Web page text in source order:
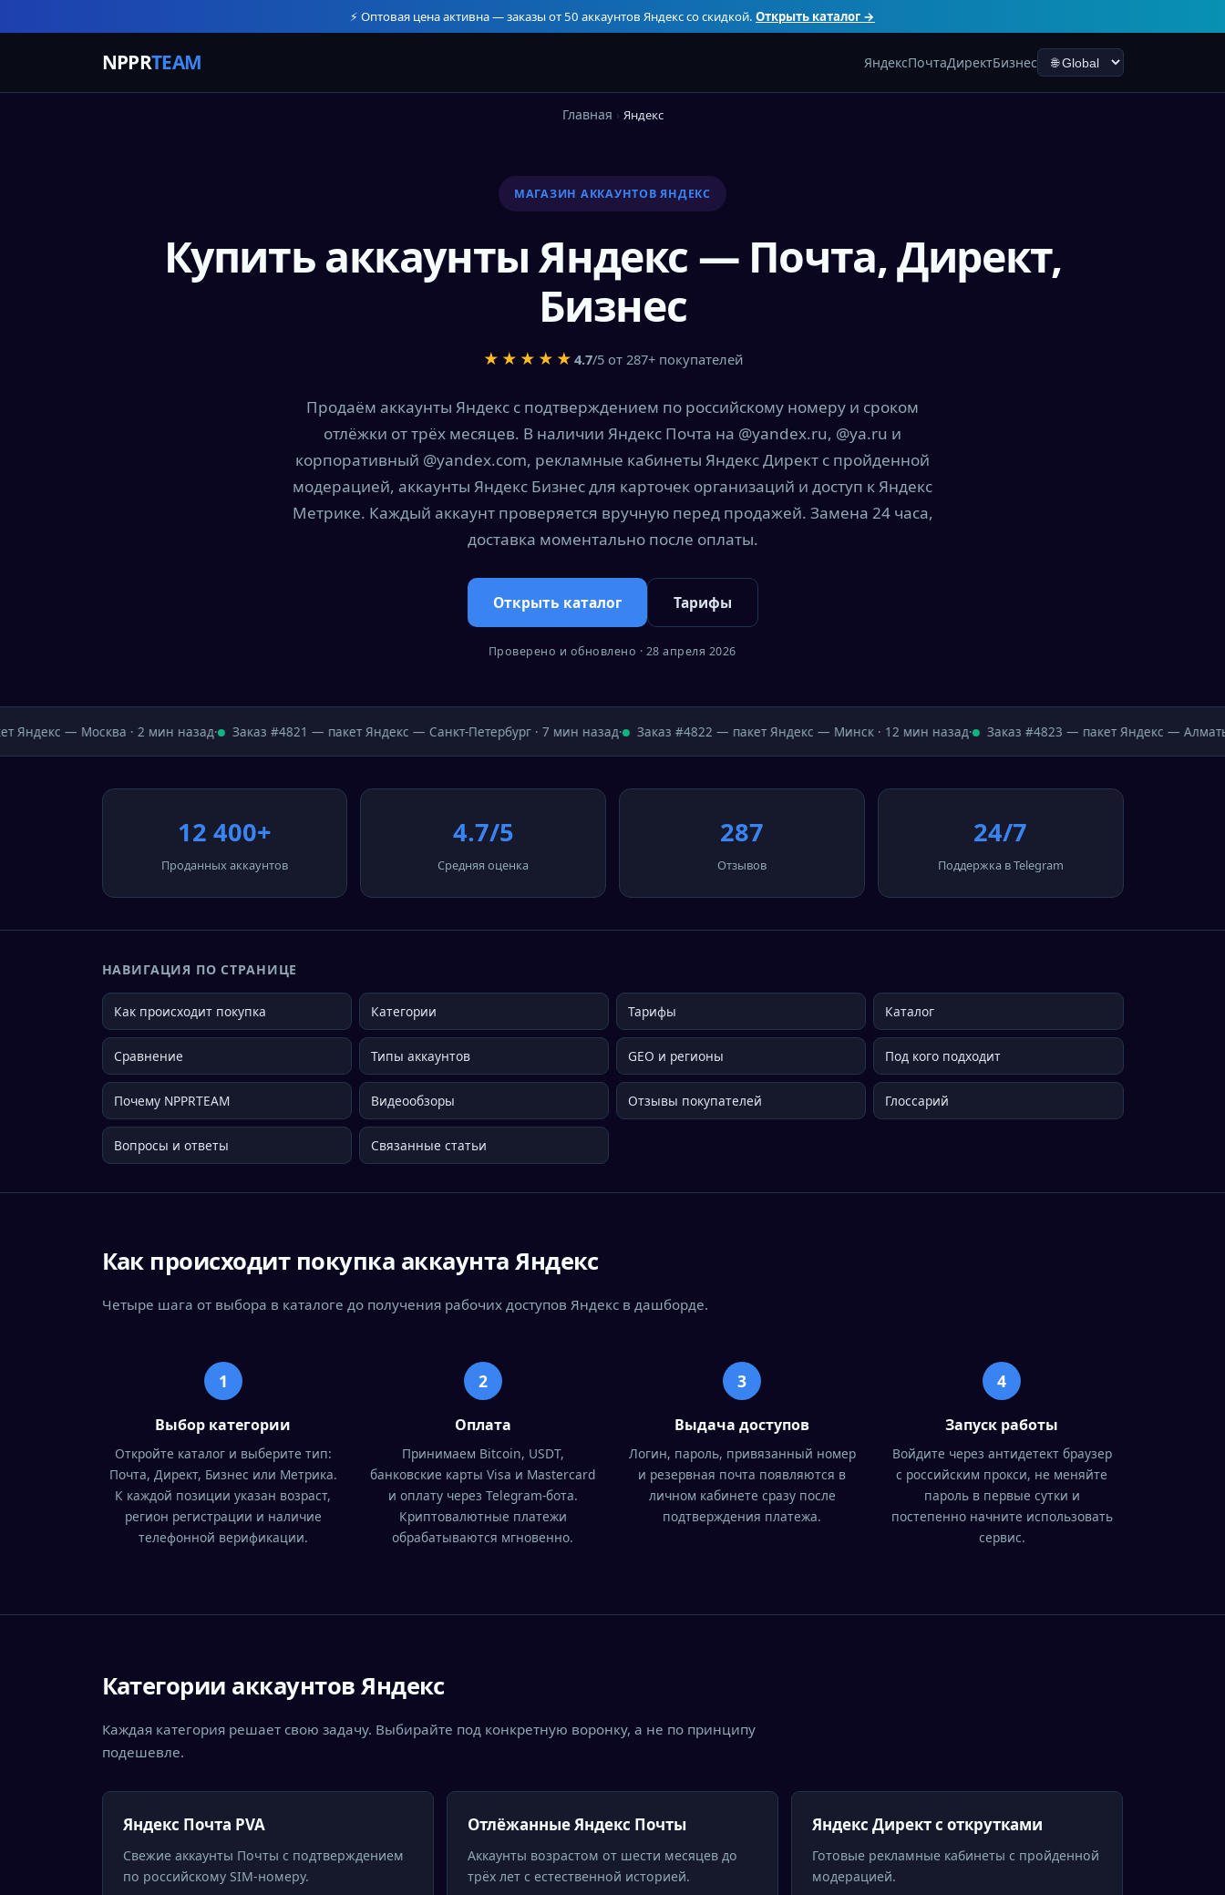
⚡ Оптовая цена активна — заказы от 50 аккаунтов Яндекс со скидкой. Открыть каталог →
NPPRTEAM ЯндексПочтаДиректБизнес
Главная Яндекс
МАГАЗИН АККАУНТОВ ЯНДЕКС
Купить аккаунты Яндекс — Почта, Директ,
Бизнес
★★★★★ 4.7/5 от 287+ покупателей
Продаём аккаунты Яндекс с подтверждением по российскому номеру и сроком
отлёжки от трёх месяцев. В наличии Яндекс Почта на @yandex.ru, @ya.ru и
корпоративный @yandex.com, рекламные кабинеты Яндекс Директ с пройденной
модерацией, аккаунты Яндекс Бизнес для карточек организаций и доступ к Яндекс
Метрике. Каждый аккаунт проверяется вручную перед продажей. Замена 24 часа,
доставка моментально после оплаты.
Открыть каталог Тарифы
Проверено и обновлено · 28 апреля 2026
— Москва · 2 мин назад· Заказ #4821 — пакет Яндекс — Санкт-Петербург · 7 мин назад· Заказ #4822 — пакет Яндекс — Минск · 12 мин назад· Заказ #4823 — пакет Яндекс — Алматы
12 400+
Проданных аккаунтов
4.7/5
Средняя оценка
287
Отзывов
24/7
Поддержка в Telegram
НАВИГАЦИЯ ПО СТРАНИЦЕ
Как происходит покупка Категории Тарифы Каталог
Сравнение Типы аккаунтов GEO и регионы Под кого подходит
Почему NPPRTEAM Видеообзоры Отзывы покупателей Глоссарий
Вопросы и ответы Связанные статьи
Как происходит покупка аккаунта Яндекс
Четыре шага от выбора в каталоге до получения рабочих доступов Яндекс в дашборде.
1
Выбор категории
Откройте каталог и выберите тип:
Почта, Директ, Бизнес или Метрика.
К каждой позиции указан возраст,
регион регистрации и наличие
телефонной верификации.
2
Оплата
Принимаем Bitcoin, USDT,
банковские карты Visa и Mastercard
и оплату через Telegram-бота.
Криптовалютные платежи
обрабатываются мгновенно.
3
Выдача доступов
Логин, пароль, привязанный номер
и резервная почта появляются в
личном кабинете сразу после
подтверждения платежа.
4
Запуск работы
Войдите через антидетект браузер
с российским прокси, не меняйте
пароль в первые сутки и
постепенно начните использовать
сервис.
Категории аккаунтов Яндекс
Каждая категория решает свою задачу. Выбирайте под конкретную воронку, а не по принципу
подешевле.
Яндекс Почта PVA
Свежие аккаунты Почты с подтверждением
по российскому SIM-номеру.
Отлёжанные Яндекс Почты
Аккаунты возрастом от шести месяцев до
трёх лет с естественной историей.
Яндекс Директ с открутками
Готовые рекламные кабинеты с пройденной
модерацией.